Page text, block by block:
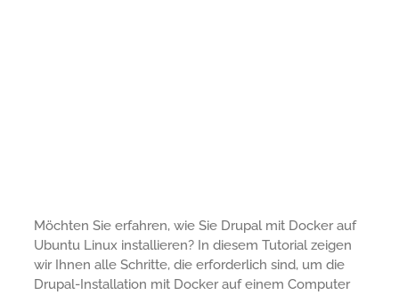
Möchten Sie erfahren, wie Sie Drupal mit Docker auf
Ubuntu Linux installieren? In diesem Tutorial zeigen
wir Ihnen alle Schritte, die erforderlich sind, um die
Drupal-Installation mit Docker auf einem Computer